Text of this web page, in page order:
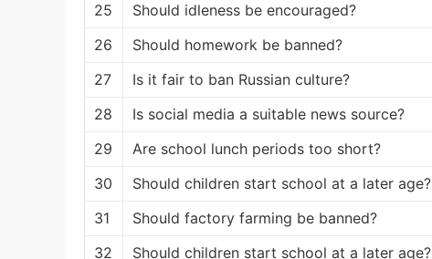
25
Should idleness be encouraged?
26
Should homework be banned?
27
Is it fair to ban Russian culture?
28
Is social media a suitable news source?
29
Are school lunch periods too short?
30
Should children start school at a later age?
31
Should factory farming be banned?
32
Should children start school at a later age?